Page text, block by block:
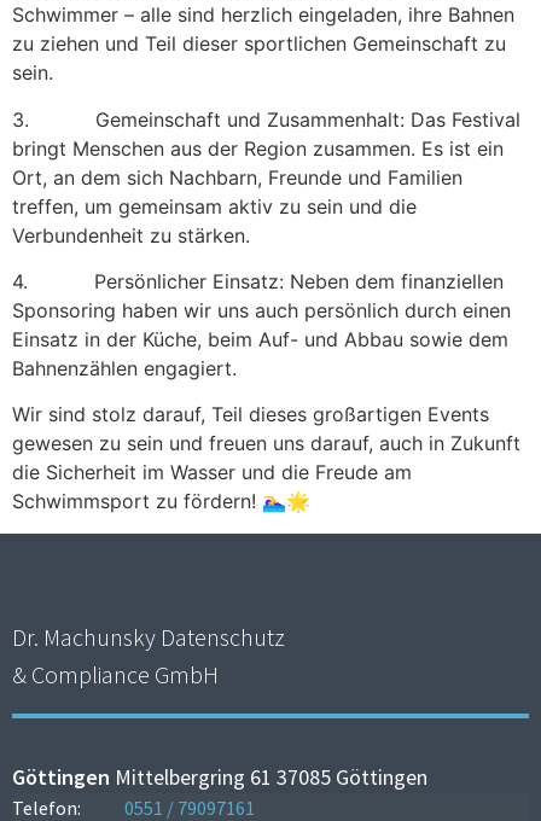
Schwimmer – alle sind herzlich eingeladen, ihre Bahnen
zu ziehen und Teil dieser sportlichen Gemeinschaft zu
sein.
3. Gemeinschaft und Zusammenhalt: Das Festival
bringt Menschen aus der Region zusammen. Es ist ein
Ort, an dem sich Nachbarn, Freunde und Familien
treffen, um gemeinsam aktiv zu sein und die
Verbundenheit zu stärken.
4. Persönlicher Einsatz: Neben dem finanziellen
Sponsoring haben wir uns auch persönlich durch einen
Einsatz in der Küche, beim Auf- und Abbau sowie dem
Bahnenzählen engagiert.
Wir sind stolz darauf, Teil dieses großartigen Events
gewesen zu sein und freuen uns darauf, auch in Zukunft
die Sicherheit im Wasser und die Freude am
Schwimmsport zu fördern! 🏊‍♀️🌟
Dr. Machunsky Datenschutz
& Compliance GmbH
Göttingen Mittelbergring 61 37085 Göttingen
Telefon:
0551 / 79097161